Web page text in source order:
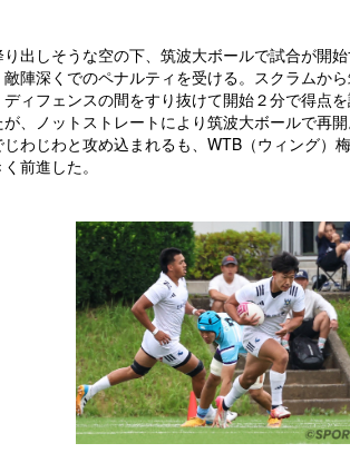
出しそうな空の下、筑波大ボールで試合が開
陣深くでのペナルティを受ける。スクラムか
ィフェンスの間をすり抜けて開始２分で得点
、ノットストレートにより筑波大ボールで再
わじわと攻め込まれるも、WTB（ウィング）
前進した。